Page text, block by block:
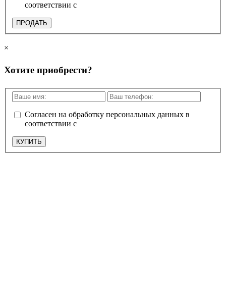
соответствии с
ПРОДАТЬ
×
Хотите приобрести?
Согласен на обработку персональных данных в
соответствии с
КУПИТЬ